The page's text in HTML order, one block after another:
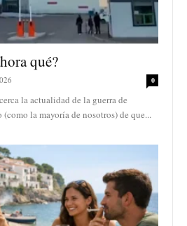
qué?
0
la actualidad de la guerra de
(como la mayoría de nosotros) de que...